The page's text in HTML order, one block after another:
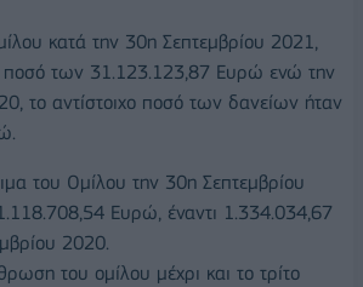
κατά την 30η Σεπτεμβρίου 2021,
ποσό των 31.123.123,87 Ευρώ ενώ την
το αντίστοιχο ποσό των δανείων ήταν
του Ομίλου την 30η Σεπτεμβρίου
Ευρώ, έναντι 1.334.034,67
2020.
του ομίλου μέχρι και το τρίτο